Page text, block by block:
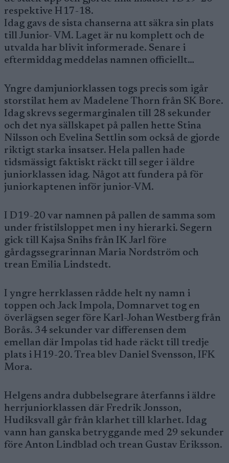
respektive H17-18.
Idag gavs de sista chanserna att säkra sin plats
till Junior- VM. Laget är nu komplett och de
utvalda har blivit informerade. Senare i
eftermiddag meddelas namnen officiellt…
Yngre damjuniorklassen togs precis som igår
storstilat hem av Madelene Thorn från SK Bore.
Idag skrevs segermarginalen till 28 sekunder
och det nya sällskapet på pallen hette Stina
Nilsson och Evelina Settlin som också de gjorde
riktigt starka insatser. Hela pallen hade
tidsmässigt faktiskt räckt till seger i äldre
juniorklassen idag. Något att fundera på för
juniorkaptenen inför junior-VM.
I D19-20 var namnen på pallen de samma som
under fristilsloppet men i ny hierarki. Segern
gick till Kajsa Snihs från IK Jarl före
gårdagssegrarinnan Maria Nordström och
trean Emilia Lindstedt.
I yngre herrklassen rådde helt ny namn i
toppen och Jack Impola, Domnarvet tog en
överlägsen seger före Karl-Johan Westberg från
Borås. 34 sekunder var differensen dem
emellan där Impolas tid hade räckt till tredje
plats i H19-20. Trea blev Daniel Svensson, IFK
Mora.
Helgens andra dubbelsegrare återfanns i äldre
herrjuniorklassen där Fredrik Jonsson,
Hudiksvall går från klarhet till klarhet. Idag
vann han ganska betryggande med 29 sekunder
före Anton Lindblad och trean Gustav Eriksson.